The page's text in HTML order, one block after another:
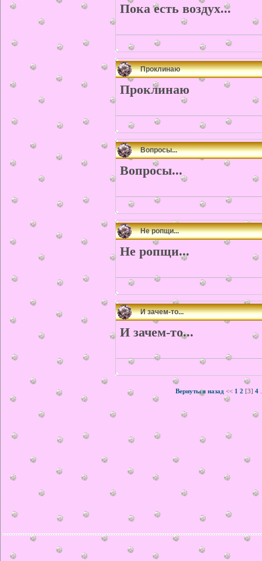
Пока есть воздух...
Проклинаю
Проклинаю
Вопросы...
Вопросы...
Не ропщи...
Не ропщи...
И зачем-то...
И зачем-то...
Вернуться назад << 1 2 [3] 4
©